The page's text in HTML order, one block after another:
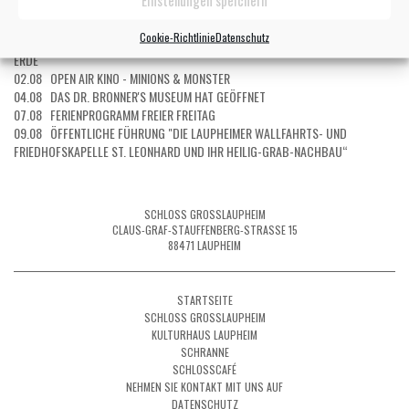
Cookie-RichtlinieDatenschutz
02.08 ÖFFENTLICHE FÜHRUNG DURCH DIE SONDERAUSSTELLUNG "LAUPHEIM
02.08 KINDERKINO - CHECKER TOBI 3 - DIE HEIMLICHE HERRSCHERIN DER
ERDE
02.08 OPEN AIR KINO - MINIONS & MONSTER
04.08 DAS DR. BRONNER'S MUSEUM HAT GEÖFFNET
07.08 FERIENPROGRAMM FREIER FREITAG
09.08 ÖFFENTLICHE FÜHRUNG "DIE LAUPHEIMER WALLFAHRTS- UND
FRIEDHOFSKAPELLE ST. LEONHARD UND IHR HEILIG-GRAB-NACHBAU“
SCHLOSS GROSSLAUPHEIM
CLAUS-GRAF-STAUFFENBERG-STRASSE 15
88471 LAUPHEIM
STARTSEITE
SCHLOSS GROSSLAUPHEIM
KULTURHAUS LAUPHEIM
SCHRANNE
SCHLOSSCAFÉ
NEHMEN SIE KONTAKT MIT UNS AUF
DATENSCHUTZ